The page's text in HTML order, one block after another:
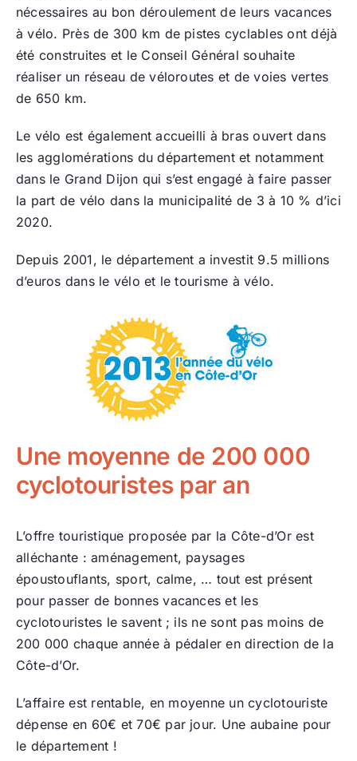
nécessaires au bon déroulement de leurs vacances
à vélo. Près de 300 km de pistes cyclables ont déjà
été construites et le Conseil Général souhaite
réaliser un réseau de véloroutes et de voies vertes
de 650 km.
Le vélo est également accueilli à bras ouvert dans
les agglomérations du département et notamment
dans le Grand Dijon qui s’est engagé à faire passer
la part de vélo dans la municipalité de 3 à 10 % d’ici
2020.
Depuis 2001, le département a investit 9.5 millions
d’euros dans le vélo et le tourisme à vélo.
Une moyenne de 200 000
cyclotouristes par an
L’offre touristique proposée par la Côte-d’Or est
alléchante : aménagement, paysages
époustouflants, sport, calme, … tout est présent
pour passer de bonnes vacances et les
cyclotouristes le savent ; ils ne sont pas moins de
200 000 chaque année à pédaler en direction de la
Côte-d’Or.
L’affaire est rentable, en moyenne un cyclotouriste
dépense en 60€ et 70€ par jour. Une aubaine pour
le département !